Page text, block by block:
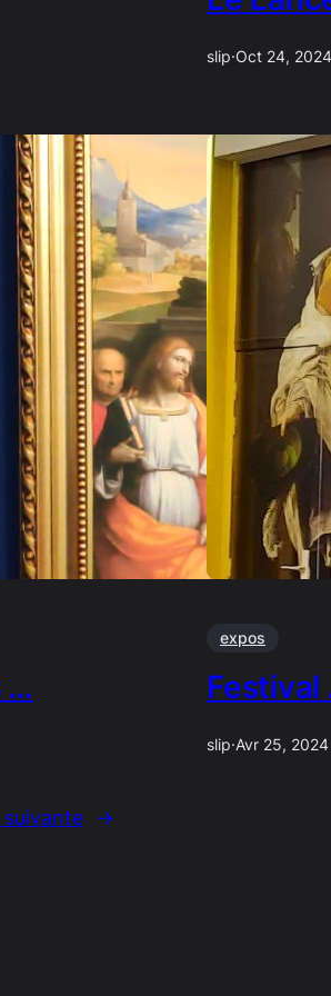
slip·Oct 24, 2024
…
expos
slip·Avr 25, 2024
suivante →